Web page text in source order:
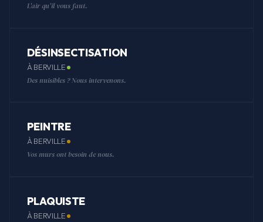
L'air qu'il vous faut.
DÉSINSECTISATION
À BERVILLE
Des nuisibles ? Nous intervenons.
PEINTRE
À BERVILLE
Vos murs ont besoin de nous.
PLAQUISTE
À BERVILLE